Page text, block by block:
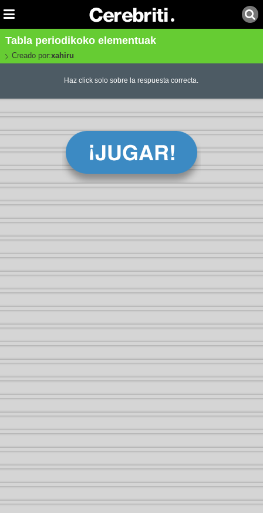
Tabla periodikoko elementuak
Creado por:xahiru
Haz click solo sobre la respuesta correcta.